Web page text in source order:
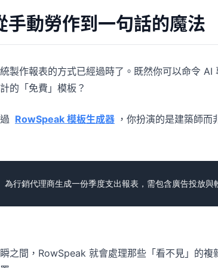
手動勞作到一句話的魔法
製作報表的方式已經過時了。既然你可以命令
的「免費」模板？
RowSpeak 模板生成器 ，你扮演的是建築師而
之間，RowSpeak 就會處理那些「看不見」的